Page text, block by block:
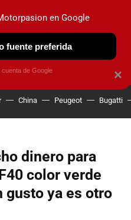
OBSERVATORIO
China Peugeot Bugatti
dinero para
color verde
gusto ya es otro
×
en Google
fuente preferida
de Google